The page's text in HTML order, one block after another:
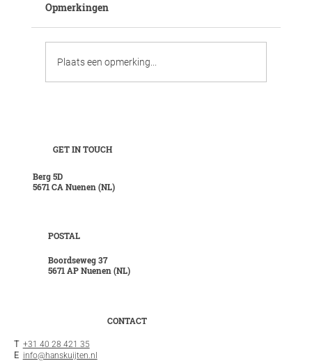
GET IN TOUCH
Berg 5D
5671 CA Nuenen (NL)
POSTAL
Boordseweg 37
5671 AP Nuenen (NL)
CONTACT
T +31 40 28 421 35
E info@hanskuijten.nl
Opmerkingen
Plaats een opmerking...